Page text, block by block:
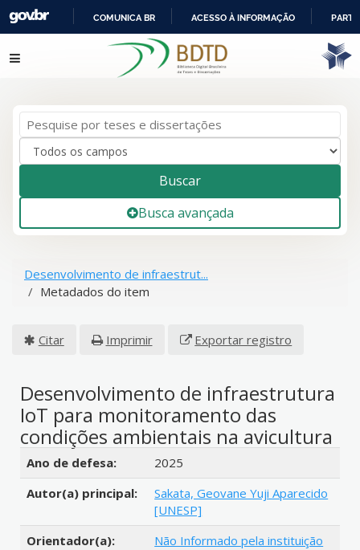
IR
PARA
COMUNICA BR ACESSO À INFORMAÇÃO
Pular para o conteúdo
Buscar
Busca avançada
Desenvolvimento de infraestrut...
Metadados do item
Citar Imprimir Exportar registro
Desenvolvimento de infraestrutura
IoT para monitoramento das
condições ambientais na avicultura
Detalhes bibliográficos
Ano de defesa:
2025
Autor(a) principal:
Sakata, Geovane Yuji Aparecido
[UNESP]
Orientador(a):
Não Informado pela instituição